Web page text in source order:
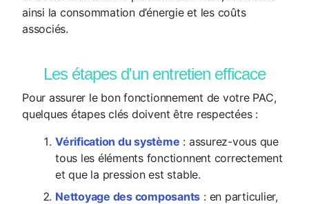
ainsi la consommation d’énergie et les coûts
associés.
Les étapes d'un entretien efficace
Pour assurer le bon fonctionnement de votre PAC,
quelques étapes clés doivent être respectées :
Vérification du système : assurez-vous que
tous les éléments fonctionnent correctement
et que la pression est stable.
Nettoyage des composants : en particulier,